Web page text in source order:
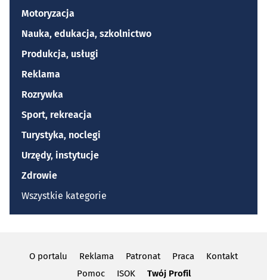
Motoryzacja
Nauka, edukacja, szkolnictwo
Produkcja, usługi
Reklama
Rozrywka
Sport, rekreacja
Turystyka, noclegi
Urzędy, instytucje
Zdrowie
Wszystkie kategorie
O portalu Reklama Patronat Praca
Kontakt
Pomoc
ISOK Twój Profil